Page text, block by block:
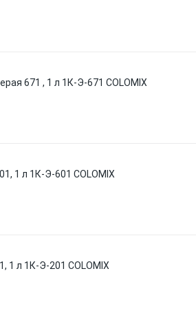
671 , 1 л 1К-Э-671 COLOMIX
1 л 1К-Э-601 COLOMIX
1 л 1К-Э-201 COLOMIX